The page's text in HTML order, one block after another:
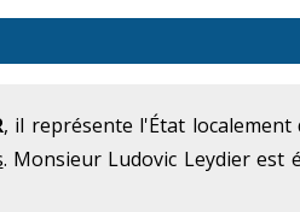
, il représente l'État localement
. Monsieur Ludovic Leydier